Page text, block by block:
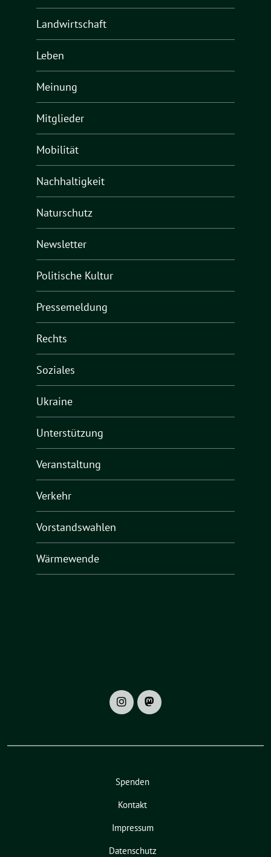
Landwirtschaft
Leben
Meinung
Mitglieder
Mobilität
Nachhaltigkeit
Naturschutz
Newsletter
Politische Kultur
Pressemeldung
Rechts
Soziales
Ukraine
Unterstützung
Veranstaltung
Verkehr
Vorstandswahlen
Wärmewende
Spenden
Kontakt
Impressum
Datenschutz